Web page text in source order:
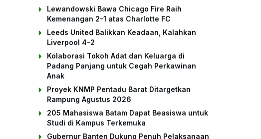
Lewandowski Bawa Chicago Fire Raih
Kemenangan 2-1 atas Charlotte FC
Leeds United Balikkan Keadaan, Kalahkan
Liverpool 4-2
Kolaborasi Tokoh Adat dan Keluarga di
Padang Panjang untuk Cegah Perkawinan
Anak
Proyek KNMP Pentadu Barat Ditargetkan
Rampung Agustus 2026
205 Mahasiswa Batam Dapat Beasiswa untuk
Studi di Kampus Terkemuka
Gubernur Banten Dukung Penuh Pelaksanaan